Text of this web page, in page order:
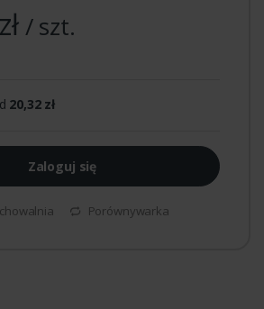
/ szt.
20,32 zł
Zaloguj się
Porównywarka